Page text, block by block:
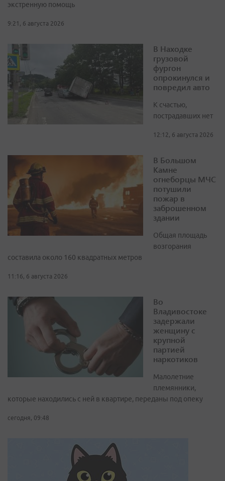
экстренную помощь
9:21, 6 августа 2026
В Находке
грузовой
фургон
опрокинулся и
повредил авто
К счастью,
пострадавших нет
12:12, 6 августа 2026
В Большом
Камне
огнеборцы МЧС
потушили
пожар в
заброшенном
здании
Общая площадь
возгорания
составила около 160 квадратных метров
11:16, 6 августа 2026
Во
Владивостоке
задержали
женщину с
крупной
партией
наркотиков
Малолетние
племянники,
которые находились с ней в квартире, переданы под опеку
сегодня, 09:48